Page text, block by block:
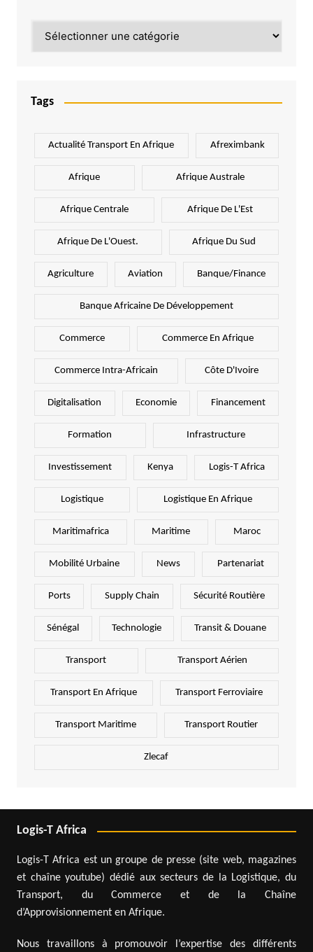
Tags
Actualité Transport En Afrique Afreximbank
Afrique Afrique Australe
Afrique Centrale Afrique De L'Est
Afrique De L'Ouest. Afrique Du Sud
Agriculture Aviation Banque/Finance
Banque Africaine De Développement
Commerce Commerce En Afrique
Commerce Intra-Africain Côte D'Ivoire
Digitalisation Economie Financement
Formation Infrastructure
Investissement Kenya Logis-T Africa
Logistique Logistique En Afrique
Maritimafrica Maritime Maroc
Mobilité Urbaine News Partenariat
Ports Supply Chain Sécurité Routière
Sénégal Technologie Transit & Douane
Transport Transport Aérien
Transport En Afrique Transport Ferroviaire
Transport Maritime Transport Routier
Zlecaf
Logis-T Africa
Logis-T Africa est un groupe de presse (site web, magazines
et chaîne youtube) dédié aux secteurs de la Logistique, du
Transport, du Commerce et de la Chaîne
d’Approvisionnement en Afrique.
Nous travaillons à promouvoir l’expertise des différents